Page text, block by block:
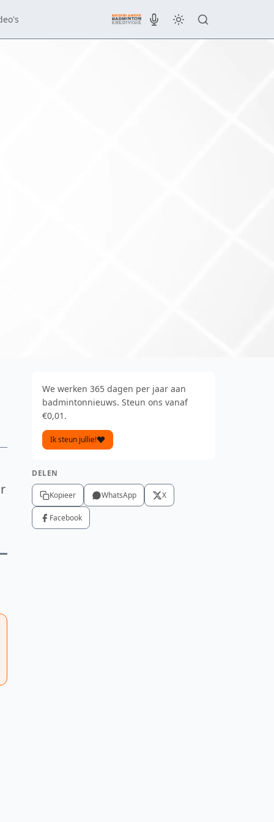
We werken 365 dagen per jaar aan
badmintonnieuws. Steun ons vanaf
€0,01.
Ik steun jullie!
DELEN
Kopieer WhatsApp X
Facebook